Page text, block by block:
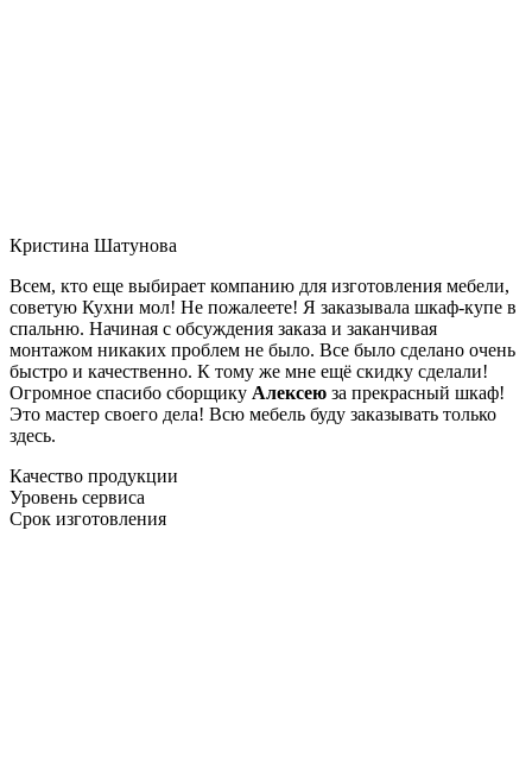
Кристина Шатунова
Всем, кто еще выбирает компанию для изготовления мебели,
советую Кухни мол! Не пожалеете! Я заказывала шкаф-купе в
спальню. Начиная с обсуждения заказа и заканчивая
монтажом никаких проблем не было. Все было сделано очень
быстро и качественно. К тому же мне ещё скидку сделали!
Огромное спасибо сборщику Алексею за прекрасный шкаф!
Это мастер своего дела! Всю мебель буду заказывать только
здесь.
Качество продукции
Уровень сервиса
Срок изготовления